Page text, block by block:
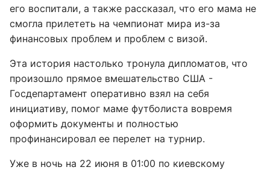
его воспитали, а также рассказал, что его мама не
смогла прилететь на чемпионат мира из-за
финансовых проблем и проблем с визой.
Эта история настолько тронула дипломатов, что
произошло прямое вмешательство США -
Госдепартамент оперативно взял на себя
инициативу, помог маме футболиста вовремя
оформить документы и полностью
профинансировал ее перелет на турнир.
Уже в ночь на 22 июня в 01:00 по киевскому